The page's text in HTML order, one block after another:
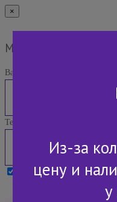
×
Мы Вам перезвоним
Ваше имя:
Телефон:
Я принимаю условия
Из-за
цену и